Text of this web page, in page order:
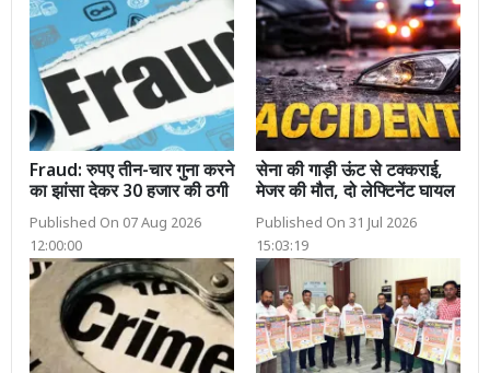
Fraud: रुपए तीन-चार गुना करने
का झांसा देकर 30 हजार की ठगी
Published On 07 Aug 2026
12:00:00
सेना की गाड़ी ऊंट से टक्कराई,
मेजर की मौत, दो लेफ्टिनेंट घायल
Published On 31 Jul 2026
15:03:19